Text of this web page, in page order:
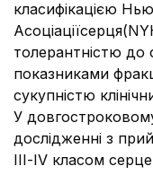
класифікацією
Асоціаціїсерця
толерантністю до
показниками
сукупністю
У
дослідженні з
ІІІ-ІV класом